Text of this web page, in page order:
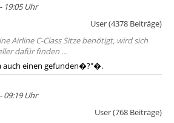
19:05 Uhr
User (4378 Beiträge)
Airline C-Class Sitze benötigt, wird sich
dafür finden ...
auch einen gefunden�?"�.
09:19 Uhr
User (768 Beiträge)